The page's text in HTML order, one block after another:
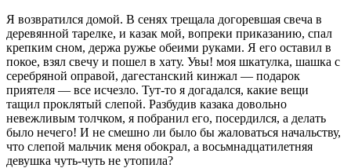
Я возвратился домой. В сенях трещала догоревшая свеча в
деревянной тарелке, и казак мой, вопреки приказанию, спал
крепким сном, держа ружье обеими руками. Я его оставил в
покое, взял свечу и пошел в хату. Увы! моя шкатулка, шашка с
серебряной оправой, дагестанский кинжал — подарок
приятеля — все исчезло. Тут-то я догадался, какие вещи
тащил проклятый слепой. Разбудив казака довольно
невежливым толчком, я побранил его, посердился, а делать
было нечего! И не смешно ли было бы жаловаться начальству,
что слепой мальчик меня обокрал, а восьмнадцатилетняя
девушка чуть-чуть не утопила?